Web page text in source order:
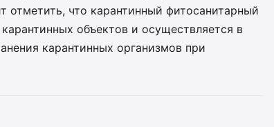
отметить, что карантинный фитосанитарный
объектов и осуществляется в
карантинных организмов при